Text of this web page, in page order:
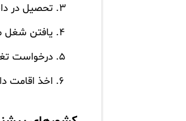
تحصیل در
یافتن شغل
درخواست
اخذ اقامت